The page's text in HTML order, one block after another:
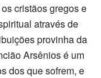
cristãos gregos e
através de
provinha da
Arsênios é um
dos que sofrem, e